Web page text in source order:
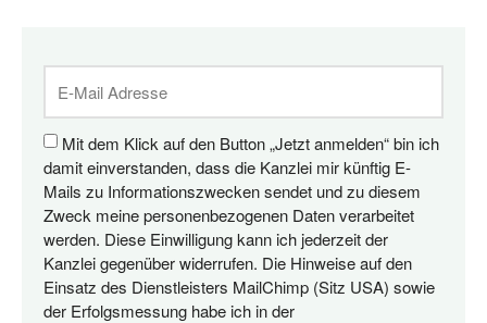
Mit dem Klick auf den Button „Jetzt anmelden“ bin ich
damit einverstanden, dass die Kanzlei mir künftig E-
Mails zu Informationszwecken sendet und zu diesem
Zweck meine personenbezogenen Daten verarbeitet
werden. Diese Einwilligung kann ich jederzeit der
Kanzlei gegenüber widerrufen. Die Hinweise auf den
Einsatz des Dienstleisters MailChimp (Sitz USA) sowie
der Erfolgsmessung habe ich in der